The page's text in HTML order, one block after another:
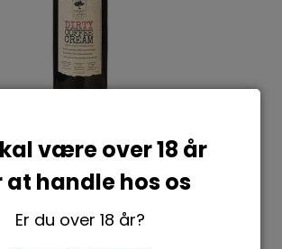
være over 18 år
at handle hos os
Er du over 18 år?